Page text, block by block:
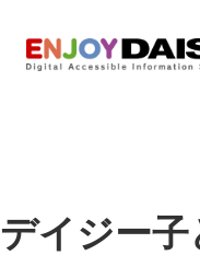
デイジー